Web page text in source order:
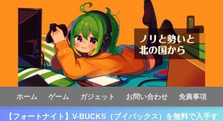
ホーム ゲーム ガジェット お問い合わせ 免責事項
【フォートナイト】V-BUCKS（ブイバックス）を無料で入手す